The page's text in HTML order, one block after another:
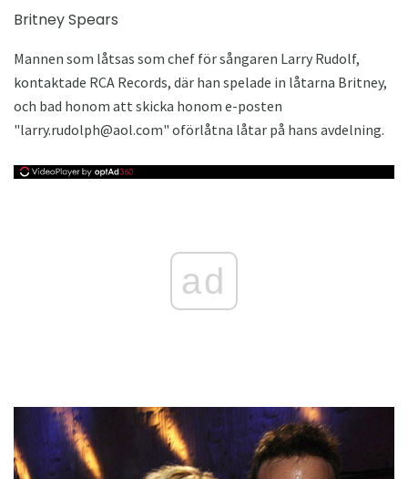
Britney Spears
Mannen som låtsas som chef för sångaren Larry Rudolf,
kontaktade RCA Records, där han spelade in låtarna Britney,
och bad honom att skicka honom e-posten
"larry.rudolph@aol.com" oförlåtna låtar på hans avdelning.
ad